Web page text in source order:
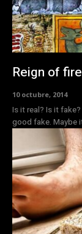
Reign of
10 octubre, 2014
Is it real? Is it
good fake. Maybe